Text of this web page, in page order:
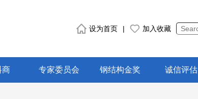
设为首页 | 加入收藏
商 专家委员会 钢结构金奖 诚信评估